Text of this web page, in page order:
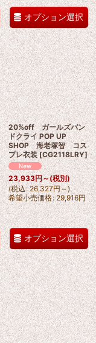
オプション選択
20%off ガールズバン
ドクライ POP UP
SHOP 海老塚智 コス
プレ衣装 [CG2118LRY]
23,933円～(税別)
(税込 : 26,327円～)
希望小売価格: 29,916円
オプション選択